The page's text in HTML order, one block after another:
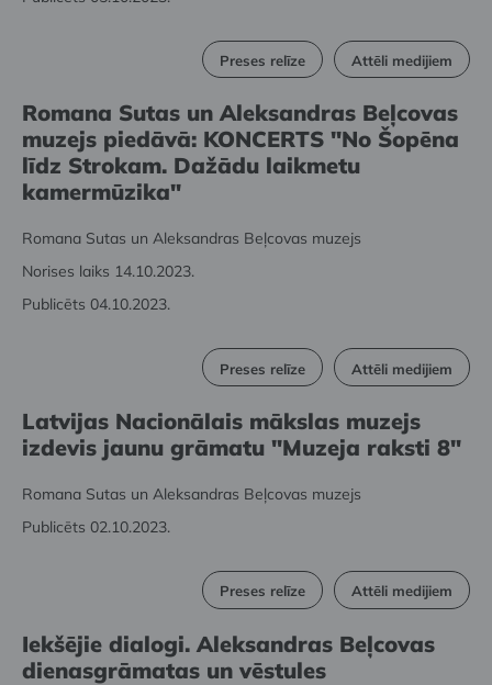
Preses relīze Attēli medijiem
Romana Sutas un Aleksandras Beļcovas
muzejs piedāvā: KONCERTS "No Šopēna
līdz Strokam. Dažādu laikmetu
kamermūzika"
Romana Sutas un Aleksandras Beļcovas muzejs
Norises laiks 14.10.2023.
Publicēts 04.10.2023.
Preses relīze Attēli medijiem
Latvijas Nacionālais mākslas muzejs
izdevis jaunu grāmatu "Muzeja raksti 8"
Romana Sutas un Aleksandras Beļcovas muzejs
Publicēts 02.10.2023.
Preses relīze Attēli medijiem
Iekšējie dialogi. Aleksandras Beļcovas
dienasgrāmatas un vēstules